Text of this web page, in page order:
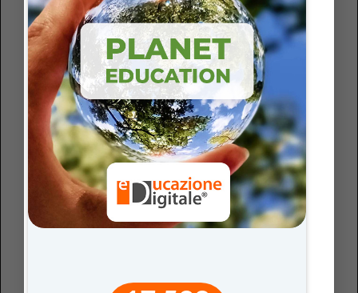
È il caso, ad esempio, delleModel Eliciting Activities
chiedono agli studenti di costruire modelli per
interpretare e risolvere problemi complessi, rendendo
esplicito il proprio ragionamento e confrontandolo con
quello degli altri, e che pongono il focus non sulla
correttezza formale della risposta, ma sulla qualità del
modello elaborato, sulla sua capacità di spiegare il
problema e di essere comunicato e migliorato.
Anche i modelli di problem-solving strutturato, come il
Design ThinkingoIDeAL, rientrano tra queste
metodologie: sono degli approcci in cui la soluzione del
profonda anziché la semplice applicazione di procedure.